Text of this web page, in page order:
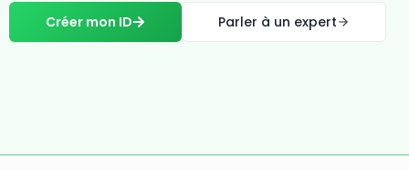
Créer mon ID Parler à un expert